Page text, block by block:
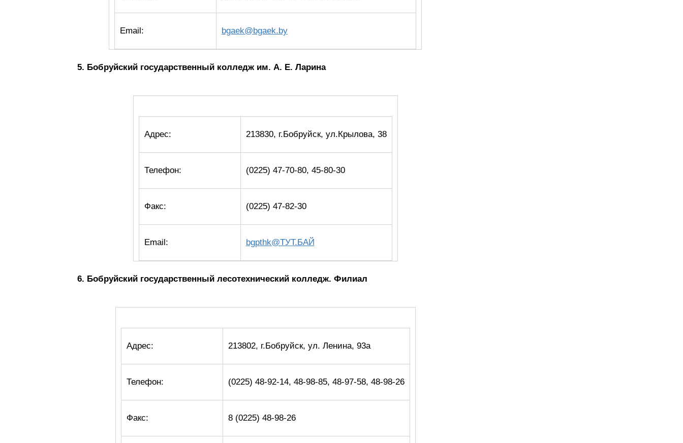
Email: bgaek@bgaek.by
5. Бобруйский государственный колледж им. А. Е. Ларина
Адрес: 213830, г.Бобруйск, ул.Крылова, 38
Телефон: (0225) 47-70-80, 45-80-30
Факс: (0225) 47-82-30
Email: bgpthk@ТУТ.БАЙ
6. Бобруйский государственный лесотехнический колледж. Филиал
Адрес: 213802, г.Бобруйск, ул. Ленина, 93а
Телефон: (0225) 48-92-14, 48-98-85, 48-97-58, 48-98-26
Факс: 8 (0225) 48-98-26